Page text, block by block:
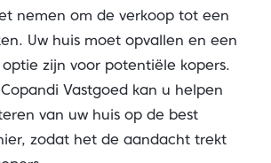
nemen om de verkoop tot een
Uw huis moet opvallen en een
zijn voor potentiële kopers.
Vastgoed kan u helpen
van uw huis op de best
zodat het de aandacht trekt